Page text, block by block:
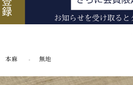
本麻 無地